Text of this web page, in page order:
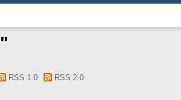
"
RSS 1.0 RSS 2.0